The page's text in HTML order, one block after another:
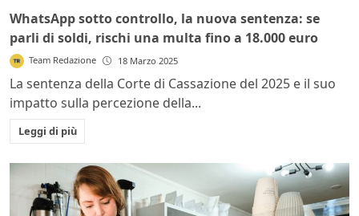
WhatsApp sotto controllo, la nuova sentenza: se
parli di soldi, rischi una multa fino a 18.000 euro
Team Redazione 18 Marzo 2025
La sentenza della Corte di Cassazione del 2025 e il suo
impatto sulla percezione della...
Leggi di più